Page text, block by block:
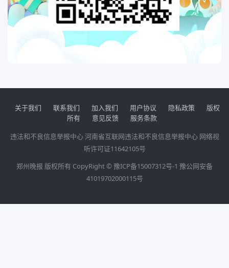
关于我们 联系我们 加入我们 用户协议 隐私政策
版权
所有
意见反馈
服务条款
违法和不良信息举报中心河南省互联网违法和不良信息举报中心 网络视
听许可证11642105号
郑州晚报 版权所有 CopyRight © 豫ICP备15007312号-1 豫公网安备
41019702000115号